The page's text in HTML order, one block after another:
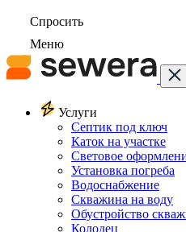
Спросить
Меню
Услуги
Септик под ключ
Каток на участке
Световое
Установка погреба
Водоснабжение
Скважина на воду
Обустройство
Колодец